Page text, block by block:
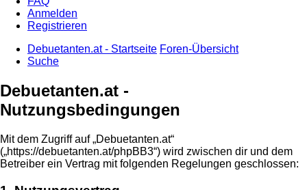
Anmelden
Registrieren
Debuetanten.at - Startseite Foren-Übersicht
Suche
Debuetanten.at -
Nutzungsbedingungen
Mit dem Zugriff auf „Debuetanten.at“
(„https://debuetanten.at/phpBB3“) wird zwischen dir und dem
Betreiber ein Vertrag mit folgenden Regelungen geschlossen: